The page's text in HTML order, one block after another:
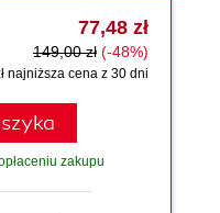
77,48 zł
149,00 zł (-48%)
najniższa cena z 30 dni
zakupu